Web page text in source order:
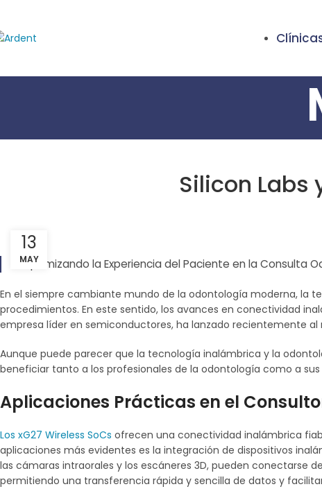
Silicon
13
MAY
Optimizando la Experiencia del Paciente en la Consulta
En el siempre cambiante mundo de la odontología moderna, la
procedimientos. En este sentido, los avances en conectividad
empresa líder en semiconductores, ha lanzado recientemente al
Aunque puede parecer que la tecnología inalámbrica y la
beneficiar tanto a los profesionales de la odontología como a
Aplicaciones Prácticas en el
Los xG27 Wireless SoCs ofrecen una conectividad inalámbrica
aplicaciones más evidentes es la integración de dispositivos
las cámaras intraorales y los escáneres 3D, pueden conectarse
permitiendo una transferencia rápida y sencilla de datos y